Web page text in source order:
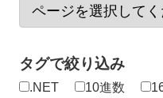
タグで絞り込み
.NET 10進数